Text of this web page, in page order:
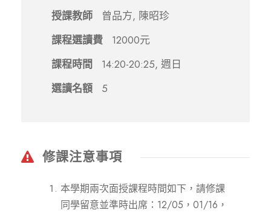
授課教師
曾品方, 陳昭珍
課程選讀費
12000元
課程時間
14:20-20:25, 週日
選讀名額
5
修課注意事項
本學期兩次面授課程時間如下，請修課
同學留意並準時出席：12/05，01/16，